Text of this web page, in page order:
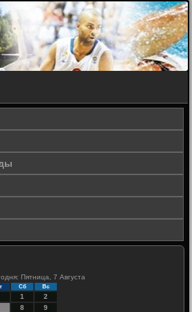
Пятница, 7 Августа
Сб Вс
1
2
8
9